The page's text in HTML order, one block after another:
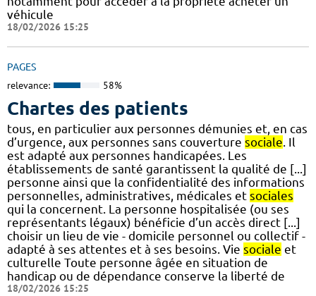
véhicule
18/02/2026 15:25
PAGES
relevance: 58%
Chartes des patients
tous, en particulier aux personnes démunies et, en cas
d’urgence, aux personnes sans couverture sociale. Il
est adapté aux personnes handicapées. Les
établissements de santé garantissent la qualité de [...]
personne ainsi que la confidentialité des informations
personnelles, administratives, médicales et sociales
qui la concernent. La personne hospitalisée (ou ses
représentants légaux) bénéficie d’un accès direct [...]
choisir un lieu de vie - domicile personnel ou collectif -
adapté à ses attentes et à ses besoins. Vie sociale et
culturelle Toute personne âgée en situation de
handicap ou de dépendance conserve la liberté de
18/02/2026 15:25